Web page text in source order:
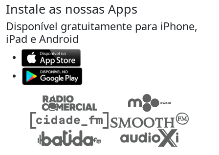
Instale as nossas Apps
Disponível gratuitamente para iPhone,
iPad e Android